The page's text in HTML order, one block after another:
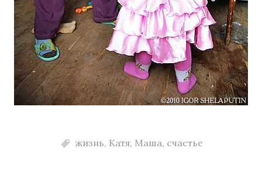
жизнь, Катя, Маша, счастье